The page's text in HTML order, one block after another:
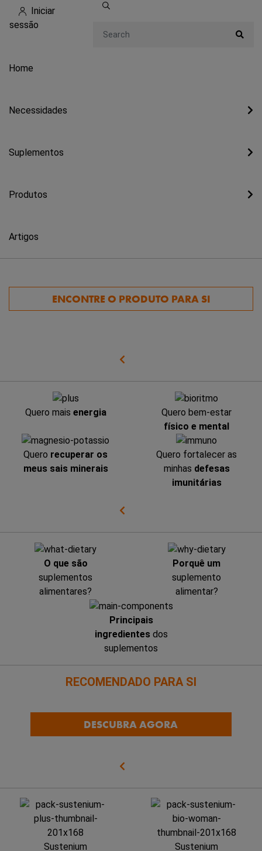
Iniciar
sessão
Home
Necessidades
Suplementos
Produtos
Artigos
ENCONTRE O PRODUTO PARA SI
Quero mais energia
Quero bem-estar
físico e mental
Quero recuperar os
meus sais minerais
Quero fortalecer as
minhas defesas
imunitárias
O que são
suplementos
alimentares?
Porquê um
suplemento
alimentar?
Principais
ingredientesdos
suplementos
RECOMENDADO PARA SI
DESCUBRA AGORA
Sustenium Sustenium